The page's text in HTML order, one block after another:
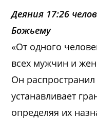
Деяния 17:26
Божьему
«От одного
всех мужчин и
Он
устанавливает
определяя их